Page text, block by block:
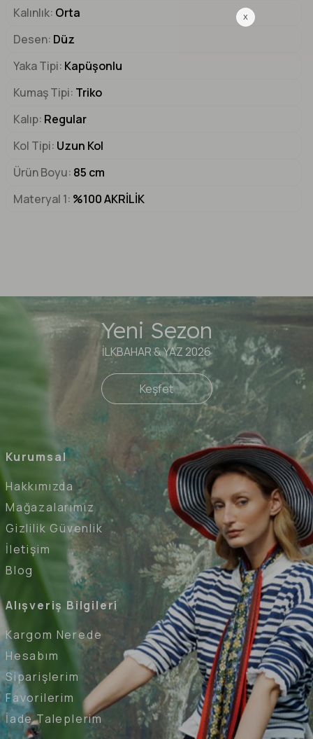
Kalınlık Orta
Desen Düz
Yaka Tipi Kapüşonlu
Kumaş Tipi Triko
Kalıp Regular
Kol Tipi Uzun Kol
Ürün Boyu 85 cm
Materyal 1 %100 AKRİLİK
Kurumsal
Hakkımızda
Mağazalarımız
Gizlilik Güvenlik
İletişim
Blog
Alışveriş Bilgileri
Kargom Nerede
Hesabım
Siparişlerim
Favorilerim
İade Taleplerim
Yeni Sezon
İLKBAHAR & YAZ 2026
Keşfet